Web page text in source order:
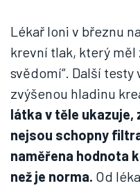
Lékař loni v březnu
krevní tlak, který měl
svědomí“. Další
zvýšenou hladinu
látka v těle ukazuje,
nejsou schopny
naměřena hodnota
než je norma. Od